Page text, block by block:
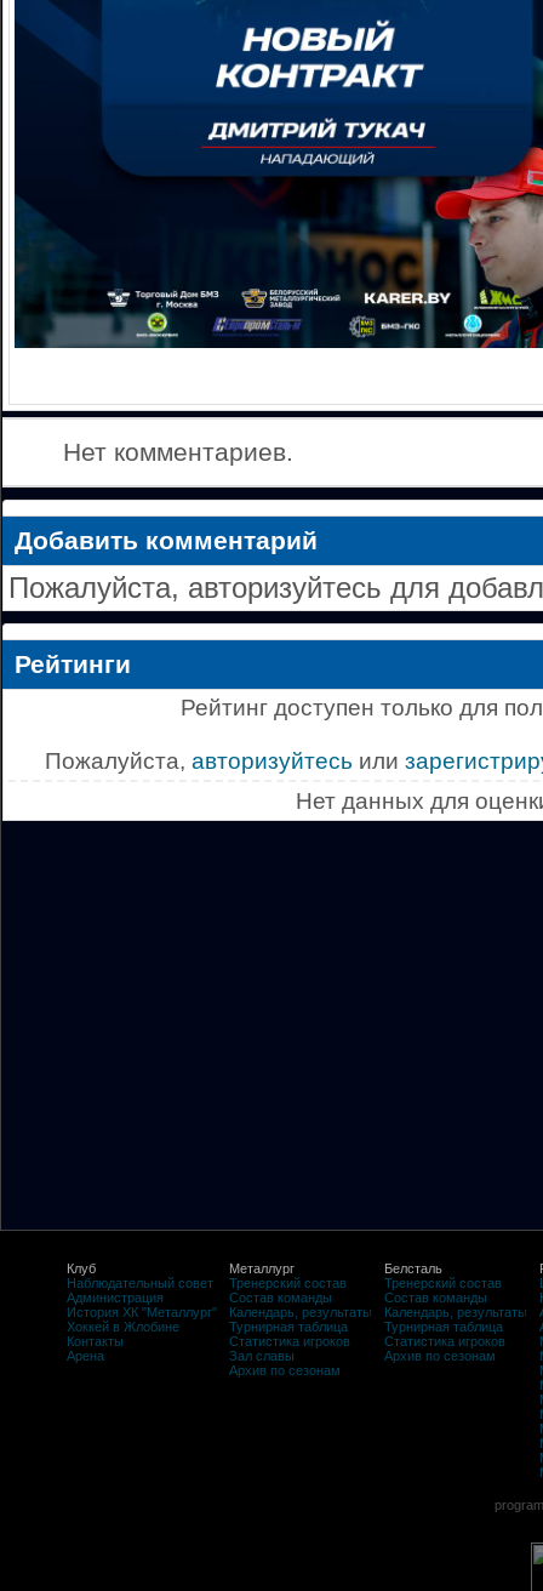
Нет комментариев.
Добавить комментарий
Пожалуйста, авторизуйтесь для
Рейтинги
Рейтинг доступен только для
Пожалуйста, авторизуйтесь или
Нет данных для
Клуб
Наблюдательный совет
Администрация
История ХК "Металлург"
Хоккей в Жлобине
Контакты
Арена
Металлург
Тренерский состав
Состав команды
Календарь, результаты
Турнирная таблица
Статистика игроков
Зал славы
Архив по сезонам
Белсталь
Тренерский состав
Состав команды
Календарь, результаты
Турнирная таблица
Статистика игроков
Архив по сезонам